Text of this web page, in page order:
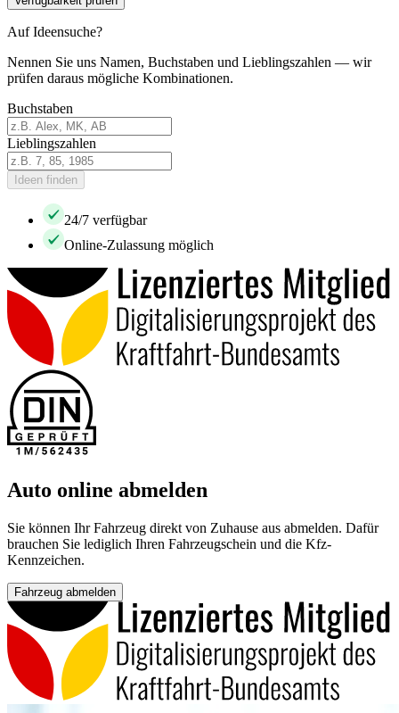
Auf Ideensuche?
Nennen Sie uns Namen, Buchstaben und Lieblingszahlen — wir
prüfen daraus mögliche Kombinationen.
Buchstaben
Lieblingszahlen
Ideen finden
24/7 verfügbar
Online-Zulassung möglich
Auto online abmelden
Sie können Ihr Fahrzeug direkt von Zuhause aus abmelden. Dafür
brauchen Sie lediglich Ihren Fahrzeugschein und die Kfz-
Kennzeichen.
Fahrzeug abmelden